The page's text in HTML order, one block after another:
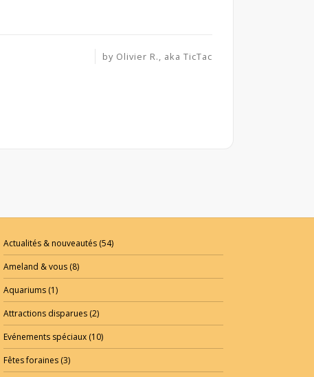
by Olivier R., aka TicTac
Actualités & nouveautés (54)
Ameland & vous (8)
Aquariums (1)
Attractions disparues (2)
Evénements spéciaux (10)
Fêtes foraines (3)